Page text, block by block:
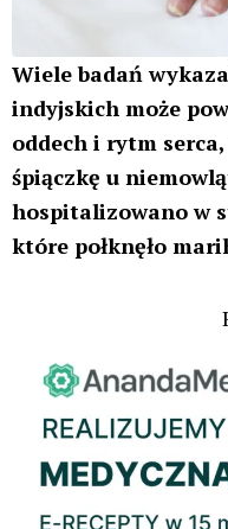
Wiele badań
indyjskich może
oddech i rytm
śpiączkę u
hospitalizowano w
które połknęło